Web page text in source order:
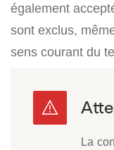
également
sont exclus,
sens courant du
La